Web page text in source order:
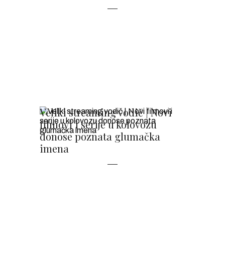
Veliki streaming vodič | Novi
filmovi i serije u kolovozu
donose poznata glumačka
imena